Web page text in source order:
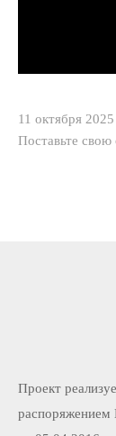
11 октября 2025
Поставьте свою
Проект
распоряжением